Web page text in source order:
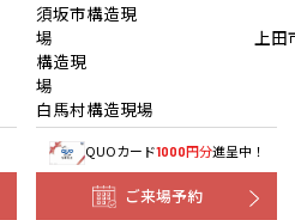
須坂市構造現
場 上田
構造現
白馬村構造現場
QUOカード1000円分進呈中！
ご来場予約